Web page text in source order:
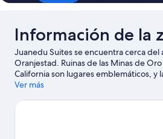
Información de la
Juanedu Suites se encuentra cerca
Oranjestad. Ruinas de las Minas de
California son lugares emblemáticos, y
puede apreciarse en Monte Hooiberg y
Plaza Mall. En la zona puedes practicar
Ver más